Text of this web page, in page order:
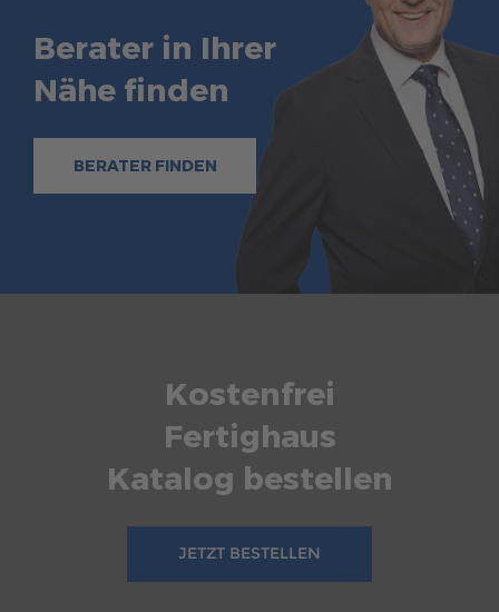
Berater in Ihrer
Nähe finden
BERATER FINDEN
Kostenfrei
Fertighaus
Katalog bestellen
JETZT BESTELLEN